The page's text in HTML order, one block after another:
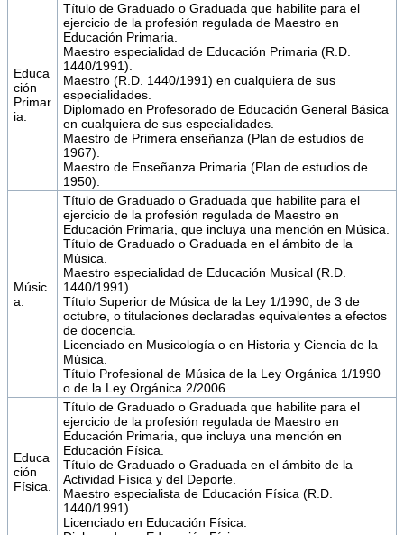
Educa
ción
Primar
ia.
Título de Graduado o Graduada que habilite para el
ejercicio de la profesión regulada de Maestro en
Educación Primaria.
Maestro especialidad de Educación Primaria (R.D.
1440/1991).
Maestro (R.D. 1440/1991) en cualquiera de sus
especialidades.
Diplomado en Profesorado de Educación General Básica
en cualquiera de sus especialidades.
Maestro de Primera enseñanza (Plan de estudios de
1967).
Maestro de Enseñanza Primaria (Plan de estudios de
1950).
Músic
a.
Título de Graduado o Graduada que habilite para el
ejercicio de la profesión regulada de Maestro en
Educación Primaria, que incluya una mención en Música.
Título de Graduado o Graduada en el ámbito de la
Música.
Maestro especialidad de Educación Musical (R.D.
1440/1991).
Título Superior de Música de la Ley 1/1990, de 3 de
octubre, o titulaciones declaradas equivalentes a efectos
de docencia.
Licenciado en Musicología o en Historia y Ciencia de la
Música.
Título Profesional de Música de la Ley Orgánica 1/1990
o de la Ley Orgánica 2/2006.
Educa
ción
Física.
Título de Graduado o Graduada que habilite para el
ejercicio de la profesión regulada de Maestro en
Educación Primaria, que incluya una mención en
Educación Física.
Título de Graduado o Graduada en el ámbito de la
Actividad Física y del Deporte.
Maestro especialista de Educación Física (R.D.
1440/1991).
Licenciado en Educación Física.